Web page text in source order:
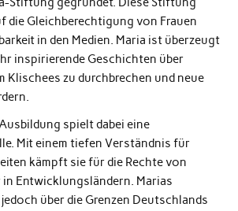
die Gleichberechtigung von Frauen
in den Medien. Maria ist überzeugt
inspirierende Geschichten über
Klischees zu durchbrechen und neue
spielt dabei eine
Mit einem tiefen Verständnis für
kämpft sie für die Rechte von
in Entwicklungsländern. Marias
über die Grenzen Deutschlands